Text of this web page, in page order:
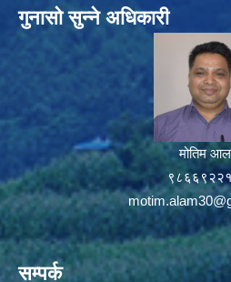
गुनासो सुन्ने अधिकारी
मोतिम
सम्पर्क